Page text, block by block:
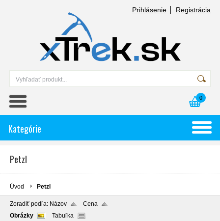
Prihlásenie Registrácia
0
Kategórie
Petzl
Úvod Petzl
Zoradiť podľa: Názov
Cena
Obrázky
Tabuľka